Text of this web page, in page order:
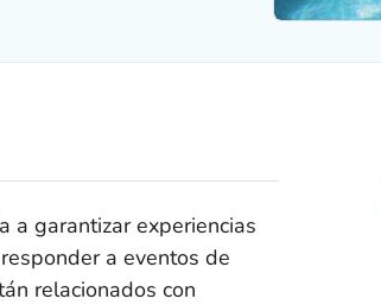
a garantizar experiencias
a eventos de
relacionados con